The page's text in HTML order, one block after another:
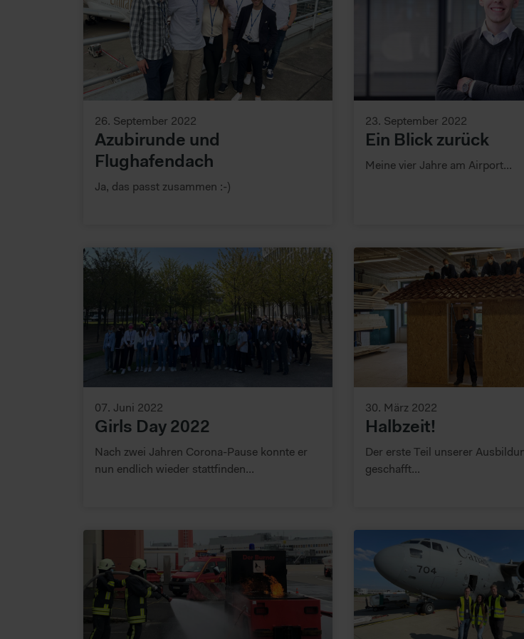
nicht direkt identifiziert werden. Im Folgenden finden Sie eine
Daten verarbeiten.
26. September 2022
Azubirunde und
Flughafendach
Ja, das passt zusammen :-)
23. September 2022
Ein Blick zurück
Meine vier Jahre am Airport...
07. Juni 2022
Girls Day 2022
Nach zwei Jahren Corona-Pause konnte er
nun endlich wieder stattfinden...
30. März 2022
Halbzeit!
Der erste Teil unserer
geschafft...